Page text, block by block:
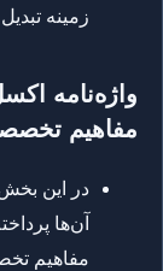
زمینه
واژه‌نامه
مفاهیم
در این
آن‌ها
مفاهیم